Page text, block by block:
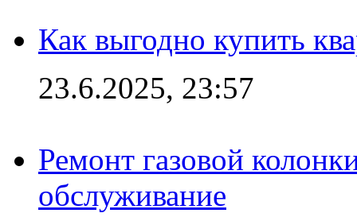
Как выгодно купить
23.6.2025, 23:57
Ремонт газовой
обслуживание